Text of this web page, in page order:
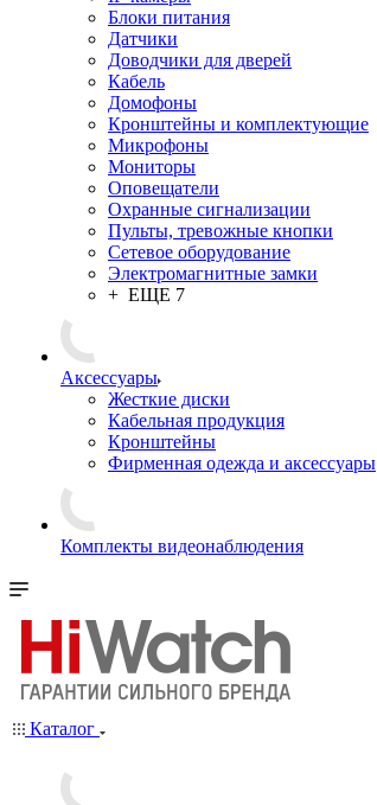
Блоки питания
Датчики
Доводчики для дверей
Кабель
Домофоны
Кронштейны и комплектующие
Микрофоны
Мониторы
Оповещатели
Охранные сигнализации
Пульты, тревожные кнопки
Сетевое оборудование
Электромагнитные замки
+ ЕЩЕ 7
Аксессуары
Жесткие диски
Кабельная продукция
Кронштейны
Фирменная одежда и аксессуары
Комплекты видеонаблюдения
Каталог